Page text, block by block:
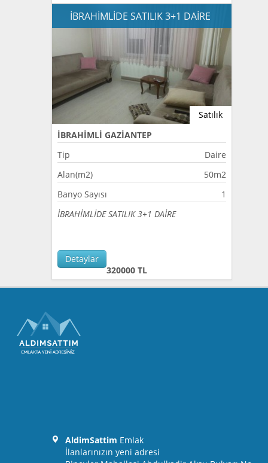
İBRAHİMLİDE SATILIK 3+1 DAİRE
Satılık
İBRAHİMLİ GAZİANTEP
Tip
Daire
Alan(m2)
50m2
Banyo Sayısı
1
İBRAHİMLİDE SATILIK 3+1 DAİRE
Detaylar
320000 TL
AldimSattim Emlak
İlanlarınızın yeni adresi